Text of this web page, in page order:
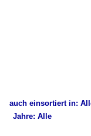
auch einsortiert in:
Jahre: Alle